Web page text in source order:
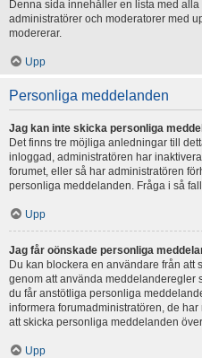
Denna sida innehåller en lista med
administratörer och moderatorer med
modererar.
Upp
Personliga meddelanden
Jag kan inte skicka personliga
Det finns tre möjliga anledningar till
inloggad, administratören har
forumet, eller så har administratören
personliga meddelanden. Fråga i så
Upp
Jag får oönskade personliga
Du kan blockera en användare från
genom att använda meddelanderegler
du får anstötliga personliga
informera forumadministratören, de
att skicka personliga meddelanden
Upp